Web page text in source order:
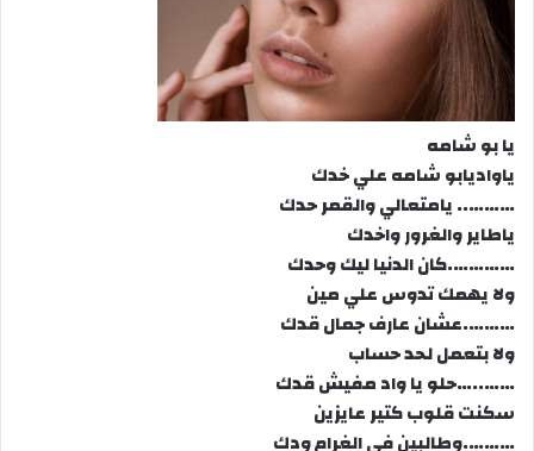
يا بو شامه
ياواديابو شامه علي خدك
……….. يامتعالي والقمر حدك
ياطاير والغرور واخدك
………….كان الدنيا ليك وحدك
ولا يهمك تدوس علي مين
……….عشان عارف جمال قدك
ولا بتعمل لحد حساب
……..…حلو يا واد مفيش قدك
سكنت قلوب كتير عايزين
……….وطالبين في الغرام ودك